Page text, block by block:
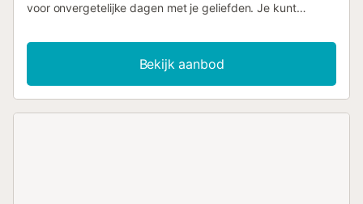
voor onvergetelijke dagen met je geliefden. Je kunt
terwijl de goed uitgeruste keuken en eetkamer je
uitnodigen om te genieten van gezellige maaltijden. Breng
ontspannende uren door op de terrassen, in de goed
onderhouden tuin of neem een duik in het zwembad,
Bekijk aanbod